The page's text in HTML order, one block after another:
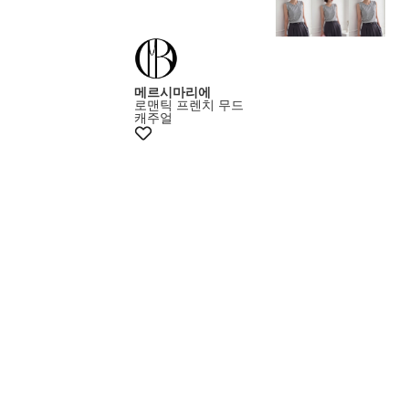
메르시마리에
로맨틱 프렌치 무드
캐주얼